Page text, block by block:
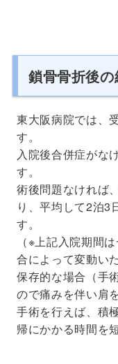
鎖骨骨折後
東大阪病院では、
す。
入院後合併症がな
す。
術後問題なければ
り、平均して2泊3
す。
（※上記入院期間
合によって変動い
保存的な場合（手
ので痛みを伴い肩
手術を行えば、積
帰にかかる時間を